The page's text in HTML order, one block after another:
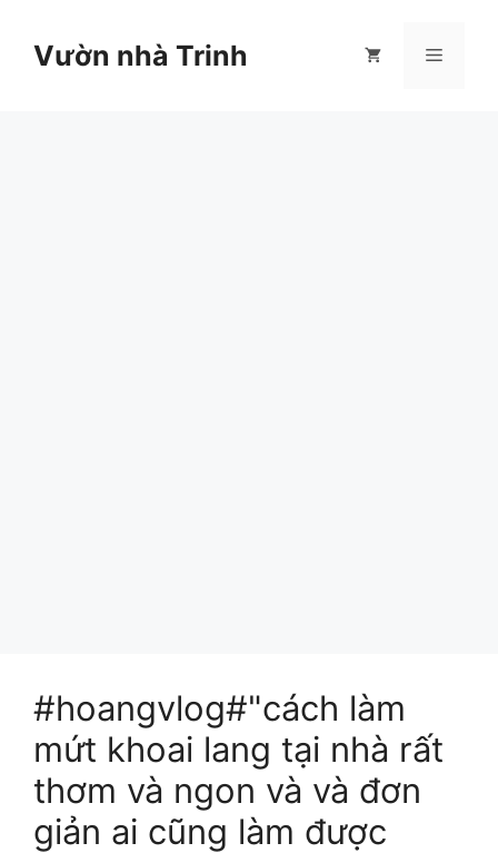
Vườn nhà Trinh Menu
#hoangvlog#"cách làm
mứt khoai lang tại nhà rất
thơm và ngon và và đơn
giản ai cũng làm được